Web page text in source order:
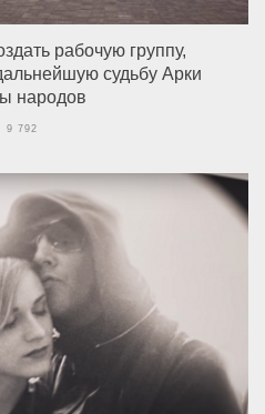
рабочую группу,
судьбу Арки
народов
9 792